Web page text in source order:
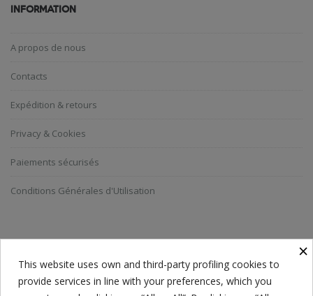
INFORMATION
A propos de nous
Contacts
Expédition & retours
Privacy & Cookies
Paiements sécurisés
Conditions Générales d'Utilisation
ABONNEZ-VOUS A LA NEWSLETTER
Everyone has a choice. I pick my choice, squeaky clean.
×
This website uses own and third-party profiling cookies to
provide services in line with your preferences, which you